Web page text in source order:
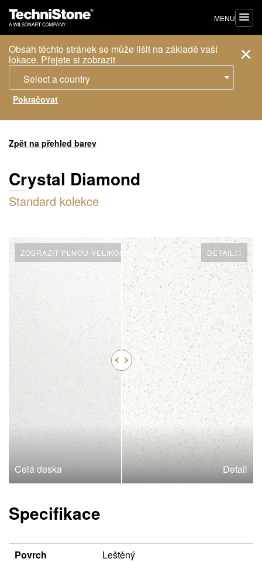
Obsah těchto stránek se může lišit na základě vaší
lokace. Přejete si zobrazit
Select a country
MENU
Zpět na přehled barev
Crystal Diamond
Standard kolekce
ZOBRAZIT PLNOU VELIKOST
Celá deska
DETAIL
Detail
Specifikace
Povrch
Leštěný